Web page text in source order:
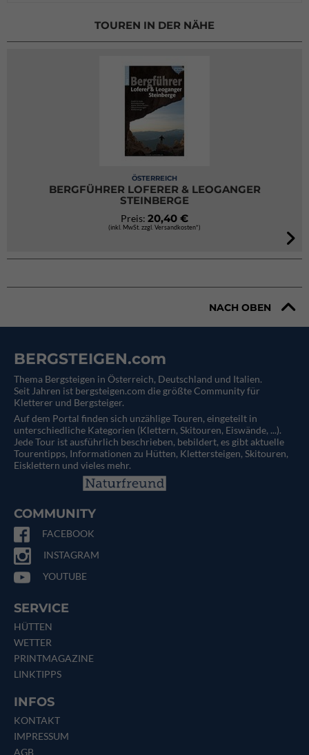
TOUREN IN DER NÄHE
ÖSTERREICH
BERGFÜHRER LOFERER & LEOGANGER
STEINBERGE
Preis: 20,40 €
(inkl. MwSt. zzgl. Versandkosten*)
NACH OBEN
BERGSTEIGEN.com
Thema Bergsteigen in Österreich, Deutschland und Italien.
Seit Jahren ist bergsteigen.com die größte Community für
Kletterer und Bergsteiger.
Auf dem Portal finden sich unzählige Touren, eingeteilt in
unterschiedliche Kategorien (Klettern, Skitouren, Eiswände, ...).
Jede Tour ist ausführlich beschrieben, bebildert, es gibt aktuelle
Tourentipps, Informationen zu Hütten, Klettersteigen, Skitouren,
Eisklettern und vieles mehr.
COMMUNITY
FACEBOOK
INSTAGRAM
YOUTUBE
SERVICE
HÜTTEN
WETTER
PRINTMAGAZINE
LINKTIPPS
INFOS
KONTAKT
IMPRESSUM
AGB